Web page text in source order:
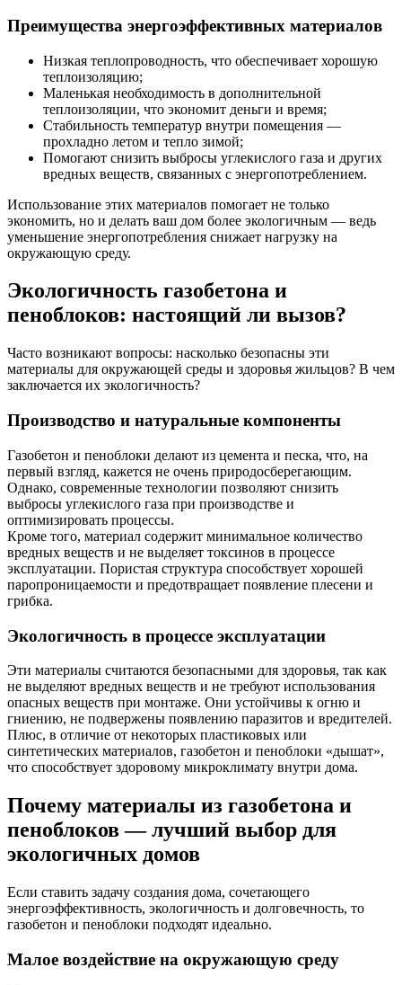
Преимущества энергоэффективных материалов
Низкая теплопроводность, что обеспечивает хорошую
теплоизоляцию;
Маленькая необходимость в дополнительной
теплоизоляции, что экономит деньги и время;
Стабильность температур внутри помещения —
прохладно летом и тепло зимой;
Помогают снизить выбросы углекислого газа и других
вредных веществ, связанных с энергопотреблением.
Использование этих материалов помогает не только
экономить, но и делать ваш дом более экологичным — ведь
уменьшение энергопотребления снижает нагрузку на
окружающую среду.
Экологичность газобетона и
пеноблоков: настоящий ли вызов?
Часто возникают вопросы: насколько безопасны эти
материалы для окружающей среды и здоровья жильцов? В чем
заключается их экологичность?
Производство и натуральные компоненты
Газобетон и пеноблоки делают из цемента и песка, что, на
первый взгляд, кажется не очень природосберегающим.
Однако, современные технологии позволяют снизить
выбросы углекислого газа при производстве и
оптимизировать процессы.
Кроме того, материал содержит минимальное количество
вредных веществ и не выделяет токсинов в процессе
эксплуатации. Пористая структура способствует хорошей
паропроницаемости и предотвращает появление плесени и
грибка.
Экологичность в процессе эксплуатации
Эти материалы считаются безопасными для здоровья, так как
не выделяют вредных веществ и не требуют использования
опасных веществ при монтаже. Они устойчивы к огню и
гниению, не подвержены появлению паразитов и вредителей.
Плюс, в отличие от некоторых пластиковых или
синтетических материалов, газобетон и пеноблоки «дышат»,
что способствует здоровому микроклимату внутри дома.
Почему материалы из газобетона и
пеноблоков — лучший выбор для
экологичных домов
Если ставить задачу создания дома, сочетающего
энергоэффективность, экологичность и долговечность, то
газобетон и пеноблоки подходят идеально.
Малое воздействие на окружающую среду